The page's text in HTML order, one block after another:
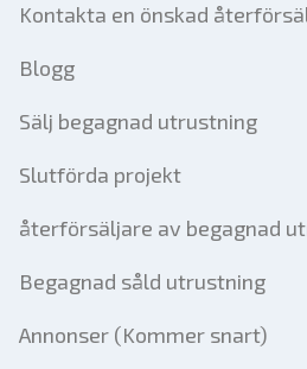
Kontakta en önskad
Blogg
Sälj begagnad utrustning
Slutförda projekt
återförsäljare av begagnad
Begagnad såld utrustning
Annonser (Kommer snart)